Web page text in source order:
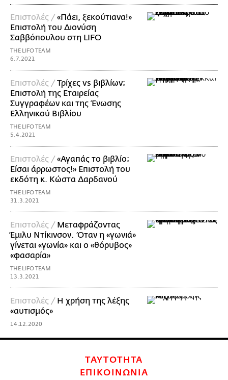
Επιστολές /«Πάει, ξεκούτιανα!»
Eπιστολή του Διονύση
Σαββόπουλου στη LIFO
THE LIFO TEAM
6.7.2021
Επιστολές /Τρίχες vs βιβλίων;
Επιστολή της Εταιρείας
Συγγραφέων και της Ένωσης
Ελληνικού Βιβλίου
THE LIFO TEAM
5.4.2021
Επιστολές /«Αγαπάς το βιβλίο;
Είσαι άρρωστος!» Επιστολή του
εκδότη κ. Κώστα Δαρδανού
THE LIFO TEAM
31.3.2021
Επιστολές / Μεταφράζοντας
Έμιλυ Ντίκινσον. Όταν η «γωνιά»
γίνεται «γωνία» και ο «θόρυβος»
«φασαρία»
THE LIFO TEAM
13.3.2021
Επιστολές / Η χρήση της λέξης
«αυτισμός»
14.12.2020
ΤΑΥΤΟΤΗΤΑ
ΕΠΙΚΟΙΝΩΝΙΑ